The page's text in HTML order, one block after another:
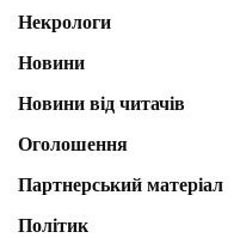
Некрологи
Новини
Новини від читачів
Оголошення
Партнерський матеріал
Політик